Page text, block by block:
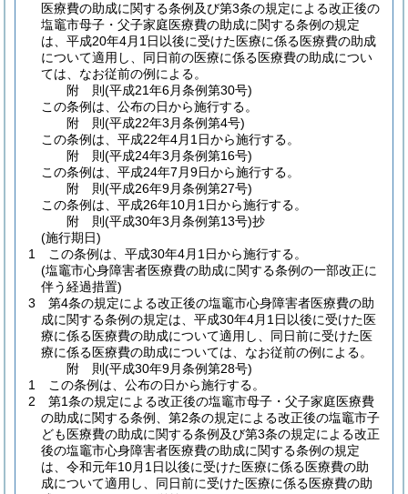
医療費の助成に関する条例及び第3条の規定による改正後の
塩竈市母子・父子家庭医療費の助成に関する条例の規定
は、平成20年4月1日以後に受けた医療に係る医療費の助成
について適用し、同日前の医療に係る医療費の助成につい
ては、なお従前の例による。
附 則(平成21年6月条例第30号)
この条例は、公布の日から施行する。
附 則(平成22年3月条例第4号)
この条例は、平成22年4月1日から施行する。
附 則(平成24年3月条例第16号)
この条例は、平成24年7月9日から施行する。
附 則(平成26年9月条例第27号)
この条例は、平成26年10月1日から施行する。
附 則(平成30年3月条例第13号)抄
(施行期日)
1
この条例は、平成30年4月1日から施行する。
(塩竈市心身障害者医療費の助成に関する条例の一部改正に
伴う経過措置)
3
第4条の規定による改正後の塩竈市心身障害者医療費の助
成に関する条例の規定は、平成30年4月1日以後に受けた医
療に係る医療費の助成について適用し、同日前に受けた医
療に係る医療費の助成については、なお従前の例による。
附 則(平成30年9月条例第28号)
1
この条例は、公布の日から施行する。
2
第1条の規定による改正後の塩竈市母子・父子家庭医療費
の助成に関する条例、第2条の規定による改正後の塩竈市子
ども医療費の助成に関する条例及び第3条の規定による改正
後の塩竈市心身障害者医療費の助成に関する条例の規定
は、令和元年10月1日以後に受けた医療に係る医療費の助
成について適用し、同日前に受けた医療に係る医療費の助